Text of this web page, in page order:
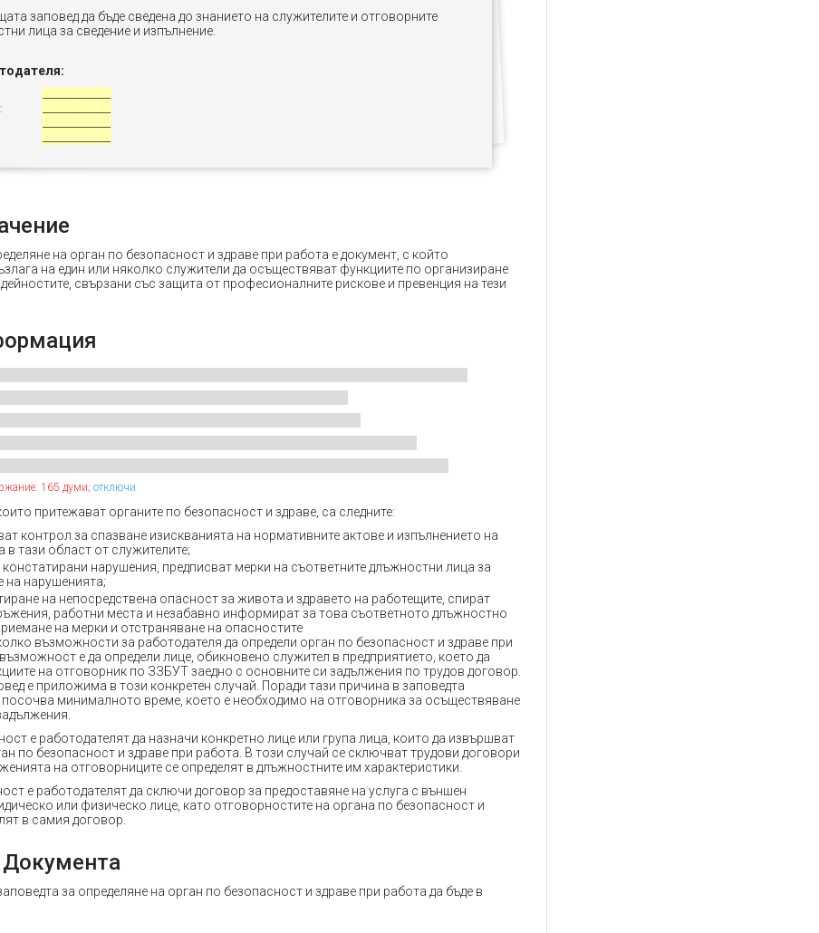
заповед да бъде сведена до знанието на служителите и отговорните
лица за сведение и изпълнение.
на орган по безопасност и здраве при работа е документ, с който
на един или няколко служители да осъществяват функциите по организиране
свързани със защита от професионалните рискове и превенция на тези
165 думи; отключи
притежават органите по безопасност и здраве, са следните:
контрол за спазване изискванията на нормативните актове и изпълнението на
в тази област от служителите;
констатирани нарушения, предписват мерки на съответните длъжностни лица за
на нарушенията;
на непосредствена опасност за живота и здравето на работещите, спират
работни места и незабавно информират за това съответното длъжностно
на мерки и отстраняване на опасностите
възможности за работодателя да определи орган по безопасност и здраве при
е да определи лице, обикновено служител в предприятието, което да
на отговорник по ЗЗБУТ заедно с основните си задължения по трудов договор.
е приложима в този конкретен случай. Поради тази причина в заповедта
минималното време, което е необходимо на отговорника за осъществяване
е работодателят да назначи конкретно лице или група лица, които да извършват
по безопасност и здраве при работа. В този случай се сключват трудови договори
на отговорниците се определят в длъжностните им характеристики.
е работодателят да сключи договор за предоставяне на услуга с външен
или физическо лице, като отговорностите на органа по безопасност и
в самия договор.
за определяне на орган по безопасност и здраве при работа да бъде в